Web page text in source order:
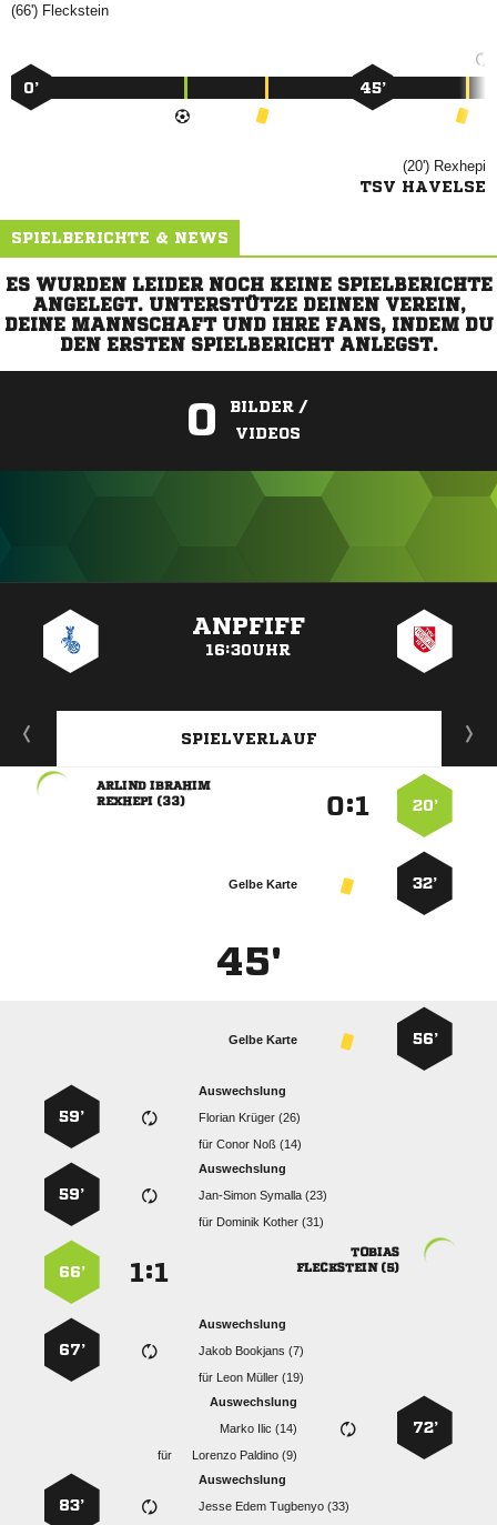
(66') 
0’ 45’
(20') 
TSV HAVELSE
SPIELBERICHTE & NEWS
ES WURDEN LEIDER NOCH KEINE SPIELBERICHTE
ANGELEGT. UNTERSTÜTZE DEINEN VEREIN,
DEINE MANNSCHAFT UND IHRE FANS, INDEM DU
DEN ERSTEN SPIELBERICHT ANLEGST.
0
BILDER /
VIDEOS
ANPFIFF
16:30UHR
SPIELVERLAUF
20’
:
 
 
32’
Gelbe Karte
45'
56’
Gelbe Karte
Auswechslung
  
für  
59’
Auswechslung
  
für   
59’

 
:
66’
Auswechslung
  
für   
67’
72’
Auswechslung
  
für
  
Auswechslung
   
83’